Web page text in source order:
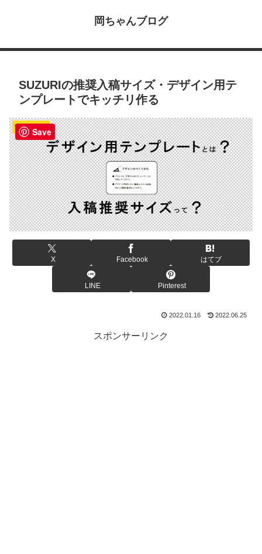
岡ちゃんブログ
SUZURIの推奨入稿サイズ・デザイン用テ
ンプレートでキッチリ作る
Tシャツとか
X Facebook はてブ
LINE Pinterest
2022.01.16 2022.06.25
スポンサーリンク
Save